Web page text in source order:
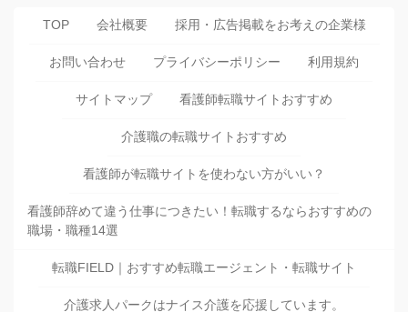
TOP 会社概要 採用・広告掲載をお考えの企業様
お問い合わせ プライバシーポリシー 利用規約
サイトマップ 看護師転職サイトおすすめ
介護職の転職サイトおすすめ
看護師が転職サイトを使わない方がいい？
看護師辞めて違う仕事につきたい！転職するならおすすめの
職場・職種14選
転職FIELD｜おすすめ転職エージェント・転職サイト
介護求人パークはナイス介護を応援しています。